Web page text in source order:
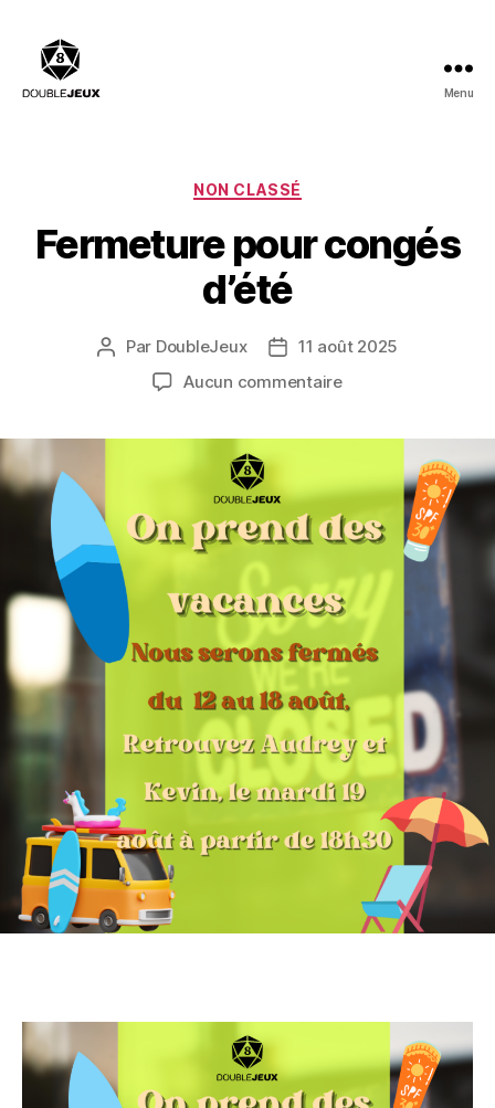
billard,
Bar
Menu
Catégories
NON CLASSÉ
Fermeture pour congés
d’été
Auteur
l’article
Par DoubleJeux
Date11 août 2025
Aucun commentairesur